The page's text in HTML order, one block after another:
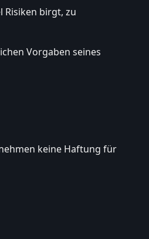
Risiken birgt, zu
Vorgaben seines
keine Haftung für